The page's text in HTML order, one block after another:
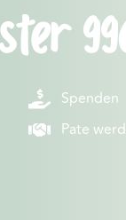
Spenden
Pate